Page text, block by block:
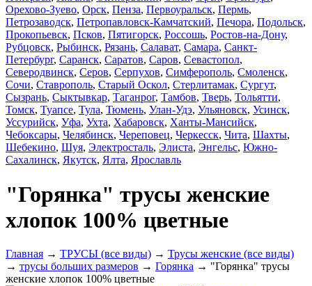
Орехово-Зуево, Орск, Пенза, Первоуральск, Пермь,
Петрозаводск, Петропавловск-Камчатский, Печора, Подольск,
Прокопьевск, Псков, Пятигорск, Россошь, Ростов-на-Дону,
Рубцовск, Рыбинск, Рязань, Салават, Самара, Санкт-
Петербург, Саранск, Саратов, Саров, Севастопол,
Северодвинск, Серов, Серпухов, Симферополь, Смоленск,
Сочи, Ставрополь, Старый Оскол, Стерлитамак, Сургут,
Сызрань, Сыктывкар, Таганрог, Тамбов, Тверь, Тольятти,
Томск, Туапсе, Тула, Тюмень, Улан-Удэ, Ульяновск, Усинск,
Уссурийск, Уфа, Ухта, Хабаровск, Ханты-Мансийск,
Чебоксары, Челябинск, Череповец, Черкесск, Чита, Шахты,
Шебекино, Шуя, Электросталь, Элиста, Энгельс, Южно-
Сахалинск, Якутск, Ялта, Ярославль
"Горянка" трусы женские
хлопок 100% цветные
Главная → ТРУСЫ (все виды) → Трусы женские (все виды)
→ трусы больших размеров → Горянка → "Горянка" трусы
женские хлопок 100% цветные